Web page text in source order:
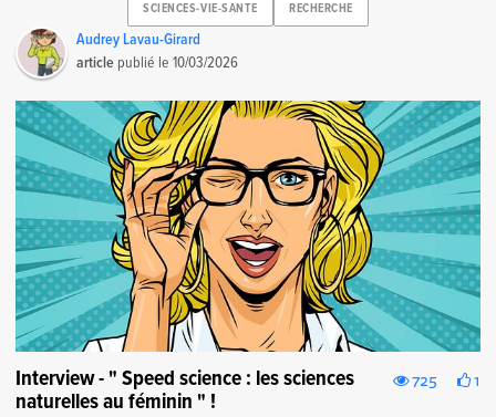
SCIENCES-VIE-SANTE RECHERCHE
Audrey Lavau-Girard
article publié le10/03/2026
725 1
Interview - " Speed science : les sciences
naturelles au féminin " !